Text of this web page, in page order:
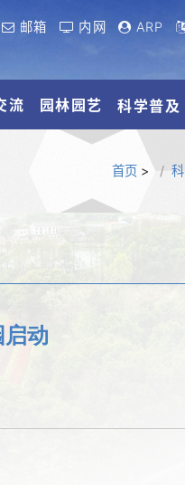
邮箱 内网 ARP
流 园林园艺 科学普及
首页>
启动